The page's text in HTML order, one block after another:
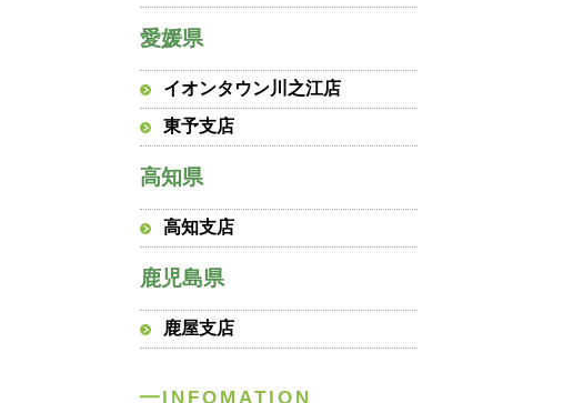
愛媛県
イオンタウン川之江店
東予支店
高知県
高知支店
鹿児島県
鹿屋支店